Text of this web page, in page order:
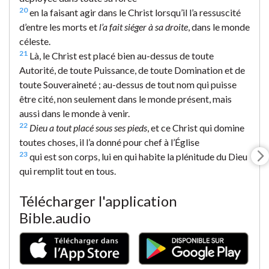
20en la faisant agir dans le Christ lorsqu’il l’a ressuscité
d’entre les morts et l’a fait siéger à sa droite , dans le monde
céleste.
21 Là, le Christ est placé bien au-dessus de toute
Autorité, de toute Puissance, de toute Domination et de
toute Souveraineté ; au-dessus de tout nom qui puisse
être cité, non seulement dans le monde présent, mais
aussi dans le monde à venir.
22 Dieu a tout placé sous ses pieds , et ce Christ qui domine
toutes choses, il l’a donné pour chef à l’Église
23 qui est son corps, lui en qui habite la plénitude du Dieu
qui remplit tout en tous.
Télécharger l'application
Bible.audio